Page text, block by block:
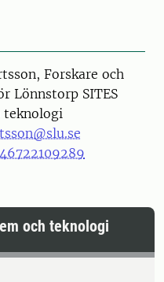
Forskare och
Lönnstorp SITES
teknologi
och teknologi